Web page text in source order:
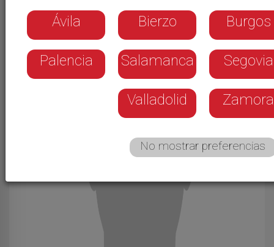
Ávila Bierzo Burgos
Palencia Salamanca Segovia
Valladolid Zamora
No mostrar preferencias